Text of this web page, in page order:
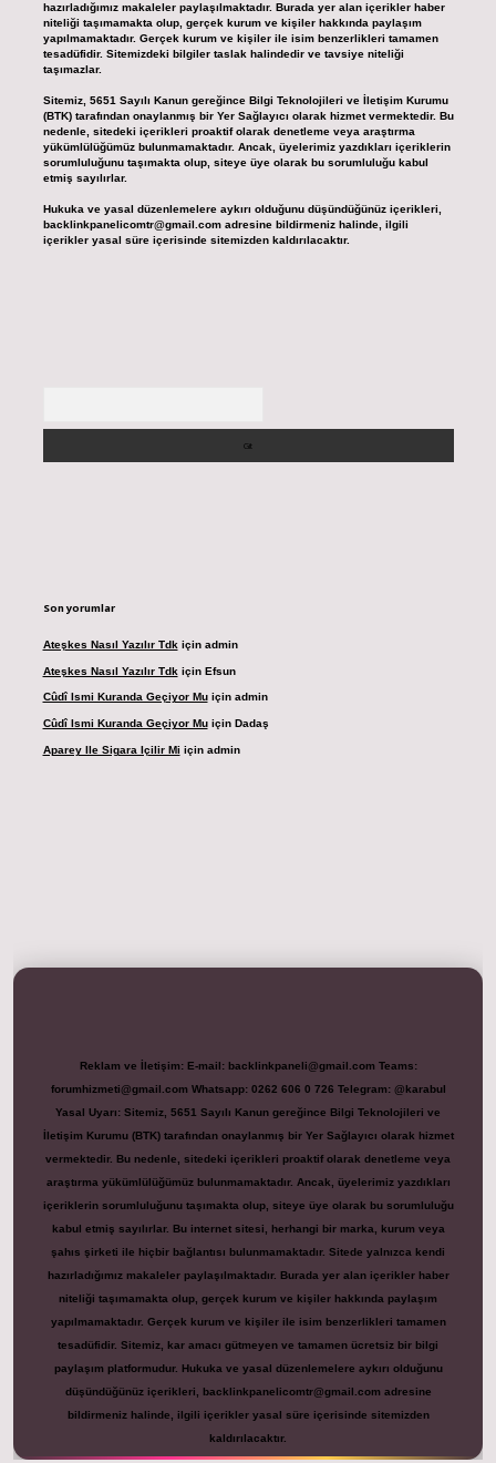
hazırladığımız makaleler paylaşılmaktadır. Burada yer alan içerikler haber
niteliği taşımamakta olup, gerçek kurum ve kişiler hakkında paylaşım
yapılmamaktadır. Gerçek kurum ve kişiler ile isim benzerlikleri tamamen
tesadüfidir. Sitemizdeki bilgiler taslak halindedir ve tavsiye niteliği
taşımazlar.
Sitemiz, 5651 Sayılı Kanun gereğince Bilgi Teknolojileri ve İletişim Kurumu
(BTK) tarafından onaylanmış bir Yer Sağlayıcı olarak hizmet vermektedir. Bu
nedenle, sitedeki içerikleri proaktif olarak denetleme veya araştırma
yükümlülüğümüz bulunmamaktadır. Ancak, üyelerimiz yazdıkları içeriklerin
sorumluluğunu taşımakta olup, siteye üye olarak bu sorumluluğu kabul
etmiş sayılırlar.
Hukuka ve yasal düzenlemelere aykırı olduğunu düşündüğünüz içerikleri,
backlinkpanelicomtr@gmail.comadresine bildirmeniz halinde, ilgili
içerikler yasal süre içerisinde sitemizden kaldırılacaktır.
Son yorumlar
Ateşkes Nasıl Yazılır Tdk için admin
Ateşkes Nasıl Yazılır Tdk için Efsun
Cûdî Ismi Kuranda Geçiyor Muiçin admin
Cûdî Ismi Kuranda Geçiyor Muiçin Dadaş
Aparey Ile Sigara Içilir Mi için admin
Reklam ve İletişim: E-mail: backlinkpaneli@gmail.com Teams:
forumhizmeti@gmail.com Whatsapp: 0262 606 0 726 Telegram: @karabul
Yasal Uyarı: Sitemiz, 5651 Sayılı Kanun gereğince Bilgi Teknolojileri ve
İletişim Kurumu (BTK) tarafından onaylanmış bir Yer Sağlayıcı olarak hizmet
vermektedir. Bu nedenle, sitedeki içerikleri proaktif olarak denetleme veya
araştırma yükümlülüğümüz bulunmamaktadır. Ancak, üyelerimiz yazdıkları
içeriklerin sorumluluğunu taşımakta olup, siteye üye olarak bu sorumluluğu
kabul etmiş sayılırlar. Bu internet sitesi, herhangi bir marka, kurum veya
şahıs şirketi ile hiçbir bağlantısı bulunmamaktadır. Sitede yalnızca kendi
hazırladığımız makaleler paylaşılmaktadır. Burada yer alan içerikler haber
niteliği taşımamakta olup, gerçek kurum ve kişiler hakkında paylaşım
yapılmamaktadır. Gerçek kurum ve kişiler ile isim benzerlikleri tamamen
tesadüfidir. Sitemiz, kar amacı gütmeyen ve tamamen ücretsiz bir bilgi
paylaşım platformudur. Hukuka ve yasal düzenlemelere aykırı olduğunu
düşündüğünüz içerikleri,
backlinkpanelicomtr@gmail.com adresine
bildirmeniz halinde, ilgili içerikler yasal süre içerisinde sitemizden
kaldırılacaktır.